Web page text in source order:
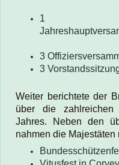
1
3
3
Weiter berichtete der
über die zahlreichen
Jahres. Neben den
nahmen die